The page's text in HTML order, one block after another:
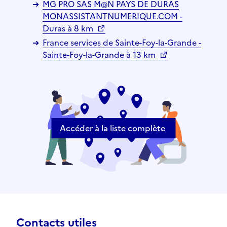
MG PRO SAS M@N PAYS DE DURAS
MONASSISTANTNUMERIQUE.COM -
Duras à 8 km
France services de Sainte-Foy-la-Grande -
Sainte-Foy-la-Grande à 13 km
Accéder à la liste complète
Contacts utiles